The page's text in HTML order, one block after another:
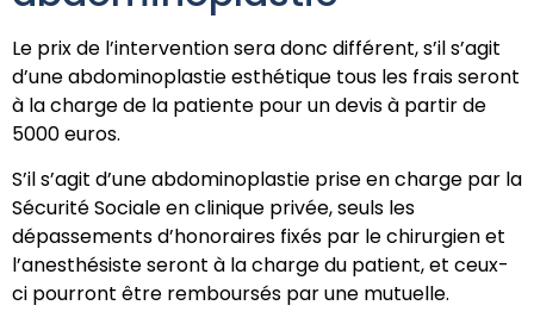
Le prix de l’intervention sera donc différent, s’il s’agit
d’une abdominoplastie esthétique tous les frais seront
à la charge de la patiente pour un devis à partir de
5000 euros.
S’il s’agit d’une abdominoplastie prise en charge par la
Sécurité Sociale en clinique privée, seuls les
dépassements d’honoraires fixés par le chirurgien et
l’anesthésiste seront à la charge du patient, et ceux-
ci pourront être remboursés par une mutuelle.